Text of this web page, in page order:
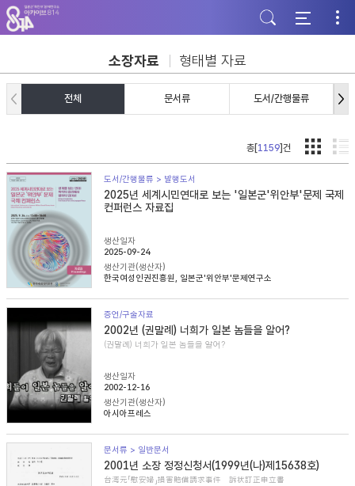
주
메
뉴
가
기
본
문
바
기
하
단
바
기
소장자료 형태별 자료
전체 문서류 도서/간행물류
총[1159]건
도서/간행물류 > 발행도서
2025년 세계시민연대로 보는 '일본군'위안부'문제 국제
컨퍼런스 자료집
생산일자
2025-09-24
생산기관(생산자)
한국여성인권진흥원, 일본군'위안부'문제연구소
증언/구술자료
2002년 (권말례) 너희가 일본 놈들을 알어?
(권말례) 너희가 일본 놈들을 알어?
생산일자
2002-12-16
생산기관(생산자)
아시아프레스
문서류 > 일반문서
2001년 소장 정정신청서(1999년(나)제15638호)
台湾元「慰安婦」損害賠償請求事件 訴状訂正申立書